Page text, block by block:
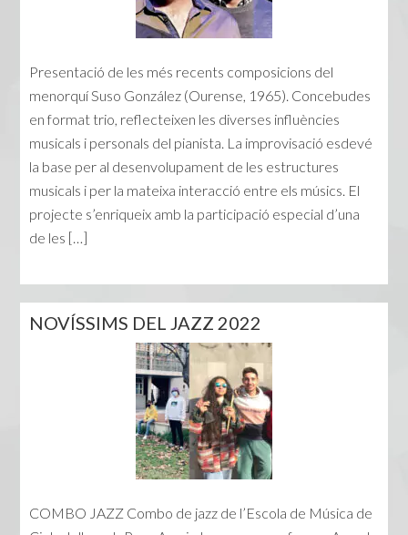
Presentació de les més recents composicions del
menorquí Suso González (Ourense, 1965). Concebudes
en format trio, reflecteixen les diverses influències
musicals i personals del pianista. La improvisació esdevé
la base per al desenvolupament de les estructures
musicals i per la mateixa interacció entre els músics. El
projecte s’enriqueix amb la participació especial d’una
de les […]
NOVÍSSIMS DEL JAZZ 2022
COMBO JAZZ Combo de jazz de l’Escola de Música de